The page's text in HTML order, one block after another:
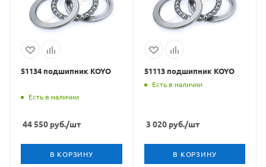
51134 подшипник KOYO
Есть в наличии
44 550 руб./шт
В КОРЗИНУ
51113 подшипник KOYO
Есть в наличии
3 020руб./шт
В КОРЗИНУ